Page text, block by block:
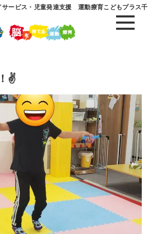
サービス・児童発達支援 運動療育こどもプラス千
✌️